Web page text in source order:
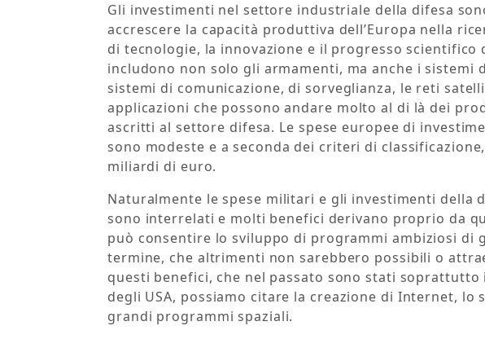
Gli investimenti nel settore industriale della difesa
accrescere la capacità produttiva dell’Europa nella
di tecnologie, la innovazione e il progresso scientifico
includono non solo gli armamenti, ma anche i sistemi
sistemi di comunicazione, di sorveglianza, le reti
applicazioni che possono andare molto al di là dei
ascritti al settore difesa. Le spese europee di
sono modeste e a seconda dei criteri di
miliardi di euro.
Naturalmente le spese militari e gli investimenti della
sono interrelati e molti benefici derivano proprio da
può consentire lo sviluppo di programmi ambiziosi di
termine, che altrimenti non sarebbero possibili o
questi benefici, che nel passato sono stati
degli USA, possiamo citare la creazione di Internet, lo
grandi programmi spaziali.